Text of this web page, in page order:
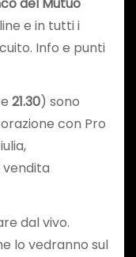
e in tutti i
Info e punti
21.30) sono
con Pro
vendita
dal vivo.
lo vedranno sul